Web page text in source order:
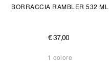
BORRACCIA RAMBLER 532 ML
€ 37,00
1 colore